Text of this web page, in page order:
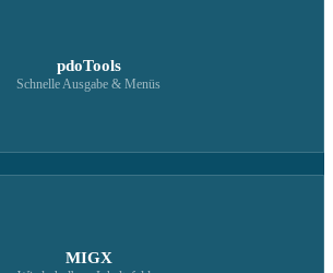
pdoTools
Schnelle Ausgabe & Menüs
MIGX